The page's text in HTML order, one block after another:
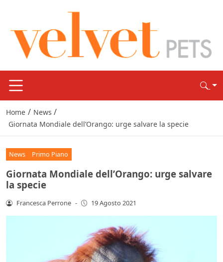
Home / News /
Giornata Mondiale dell’Orango: urge salvare la specie
News Primo Piano
Giornata Mondiale dell’Orango: urge salvare
la specie
Francesca Perrone - 19 Agosto 2021